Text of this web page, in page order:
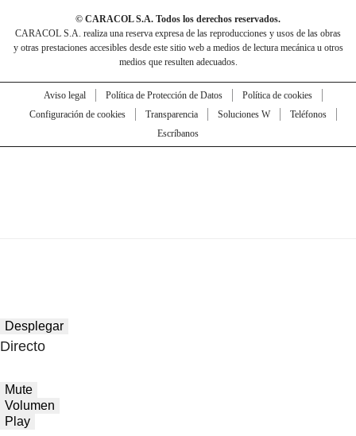
© CARACOL S.A. Todos los derechos reservados.
CARACOL S.A. realiza una reserva expresa de las reproducciones y usos de las obras
y otras prestaciones accesibles desde este sitio web a medios de lectura mecánica u otros
medios que resulten adecuados.
Aviso legal Política de Protección de Datos
Política de cookies
Configuración de cookies
Transparencia Soluciones W
Teléfonos
Escríbanos
Desplegar
Directo
Mute
Volumen
Play